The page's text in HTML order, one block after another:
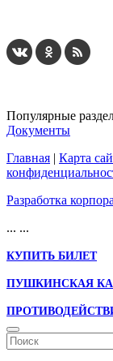
Популярные
Документы
Главная | Карта
Разработка
... ...
КУПИТЬ БИЛЕТ
ПУШКИНСКАЯ